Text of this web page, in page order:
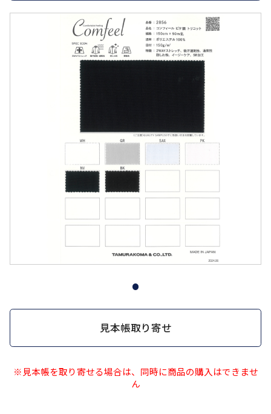
見本帳取り寄せ
※見本帳を取り寄せる場合は、同時に商品の購入はできませ
ん